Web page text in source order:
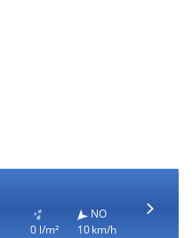
0 l/m²
NO
10 km/h